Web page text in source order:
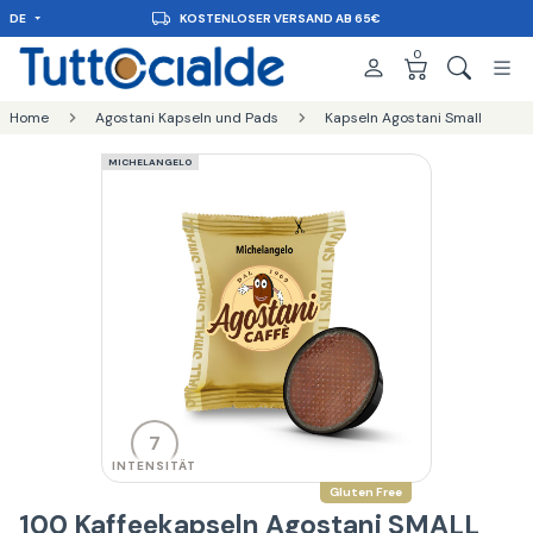
DE KOSTENLOSER VERSAND AB 65€
0
Home Agostani Kapseln und Pads Kapseln Agostani Small
MICHELANGELO
Gluten Free
7
INTENSITÄT
100 Kaffeekapseln Agostani SMALL